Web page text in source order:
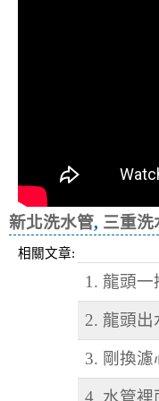
新北洗水管, 三重洗
相關文章:
1. 龍頭
2. 龍頭
3. 剛換
4. 水管裡